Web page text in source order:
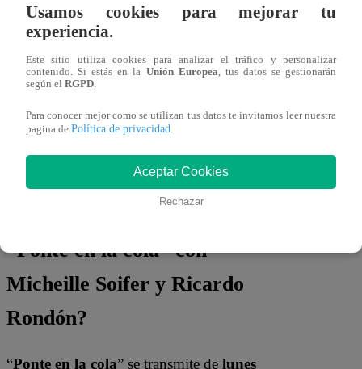
Diana.
“Ponte en la cola” con
Micheille Soifer y Ricardo
Rondón?
“Ponte en la cola” se transmite de lunes
Usamos cookies para mejorar tu
experiencia.
Este sitio utiliza cookies para analizar el tráfico y personalizar
contenido. Si estás en la Unión Europea, tus datos se gestionarán
según el RGPD.
Para conocer mejor como se utilizan tus datos te invitamos leer nuestra
pagina de Política de privacidad.
Aceptar Cookies
Rechazar